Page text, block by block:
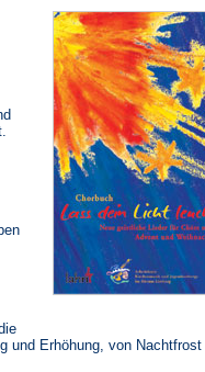
und Erhöhung, von Nachtfrost